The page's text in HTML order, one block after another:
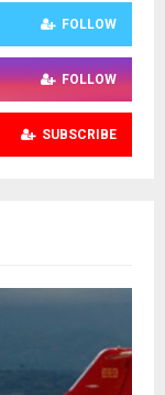
FOLLOW
FOLLOW
SUBSCRIBE